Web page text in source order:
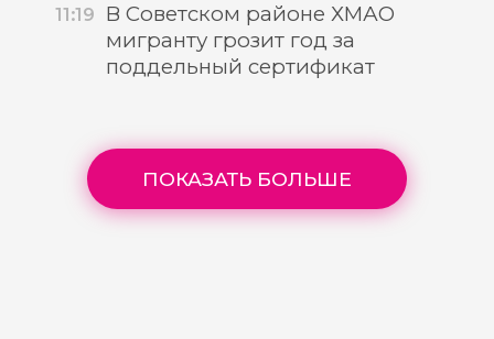
11:19 В Советском районе ХМАО
мигранту грозит год за
поддельный сертификат
ПОКАЗАТЬ БОЛЬШЕ